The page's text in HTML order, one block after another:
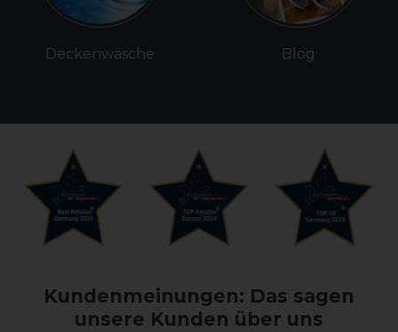
Deckenwäsche Blog
Kundenmeinungen: Das sagen
unsere Kunden über uns